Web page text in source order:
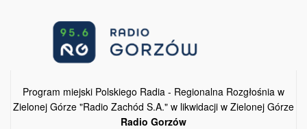
Program miejski Polskiego Radia - Regionalna Rozgłośnia w
Zielonej Górze "Radio Zachód S.A." w likwidacji w Zielonej Górze
Radio Gorzów